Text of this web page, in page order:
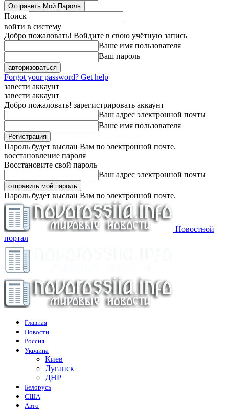
Поиск
войти в систему
Добро пожаловать! Войдите в свою учётную запись
Ваше имя пользователя
Ваш пароль
Forgot your password? Get help
завести аккаунт
завести аккаунт
Добро пожаловать! зарегистрировать аккаунт
Ваш адрес электронной почты
Ваше имя пользователя
Пароль будет выслан Вам по электронной почте.
восстановление пароля
Восстановите свой пароль
Ваш адрес электронной почты
Пароль будет выслан Вам по электронной почте.
Новостной
портал
Главная
Новости
Россия
Украина
Киев
Луганск
ДНР
Белорусь
США
Авто